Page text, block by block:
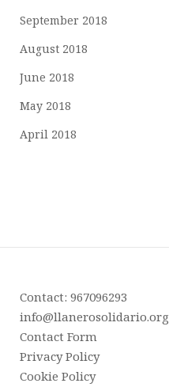
September 2018
August 2018
June 2018
May 2018
April 2018
Contact: 967096293
info@llanerosolidario.org
Contact Form
Privacy Policy
Cookie Policy